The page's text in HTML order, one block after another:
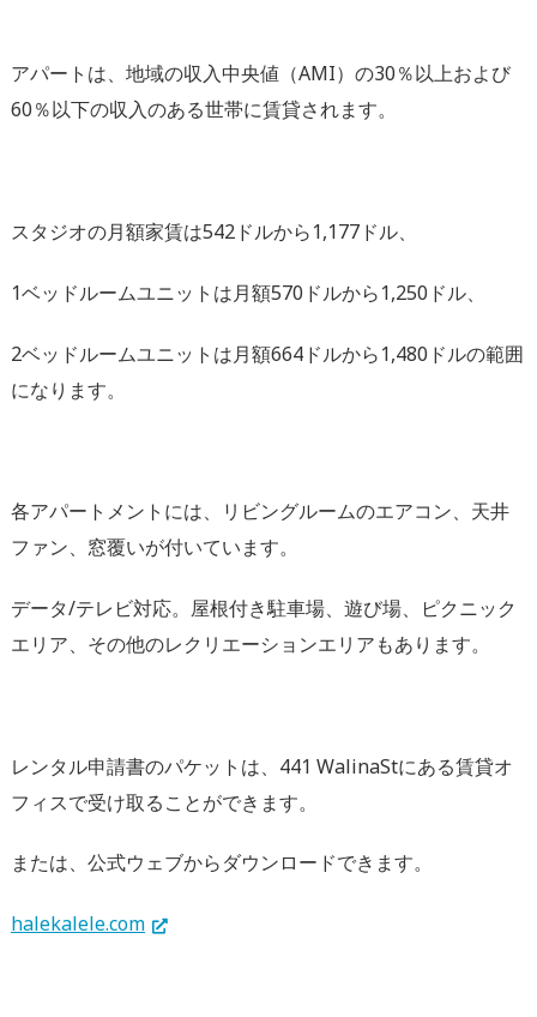
アパートは、地域の収入中央値（AMI）の30％以上および
60％以下の収入のある世帯に賃貸されます。
スタジオの月額家賃は542ドルから1,177ドル、
1ベッドルームユニットは月額570ドルから1,250ドル、
2ベッドルームユニットは月額664ドルから1,480ドルの範囲
になります。
各アパートメントには、リビングルームのエアコン、天井
ファン、 窓覆いが付いています。
データ/テレビ対応。屋根付き駐車場、遊び場、
ピクニック
エリア、その他のレクリエーションエリアもあります。
レンタル申請書のパケットは、441 WalinaStにある賃貸オ
フィスで受け取ることができます。
または、公式ウェブからダウンロードできます。
halekalele.com